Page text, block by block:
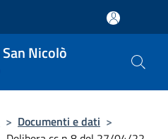
Nicolò
> Documenti e dati >